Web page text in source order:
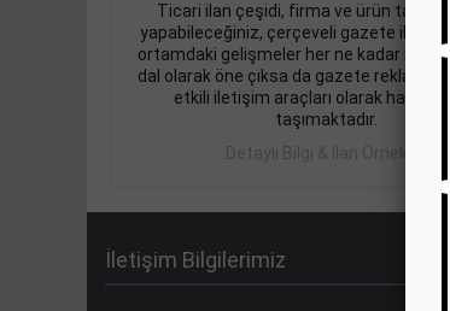
Ticari ilan çeşidi, firma ve ürün
yapabileceğiniz, çerçeveli gazete
ortamdaki gelişmeler her ne kadar
dal olarak öne çıksa da gazete
etkili iletişim araçları olarak hayati
taşımaktadır.
Detaylı Bilgi & İlan Örnekleri
İletişim Bilgilerimiz